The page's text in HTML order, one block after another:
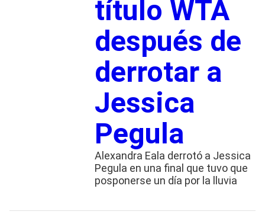
título WTA
después de
derrotar a
Jessica
Pegula
Alexandra Eala derrotó a Jessica
Pegula en una final que tuvo que
posponerse un día por la lluvia